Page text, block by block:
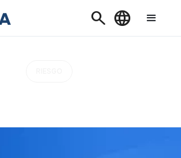
Search Language